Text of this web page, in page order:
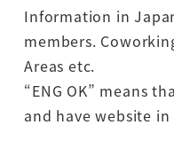
Information in
members.
Areas etc.
“ENG OK” means
and have website